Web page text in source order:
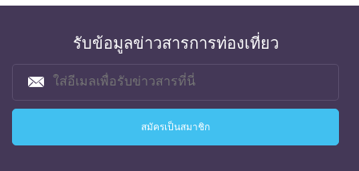
รับข้อมูลข่าวสารการท่องเที่ยว